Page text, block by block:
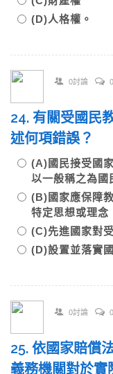
(D)人格權。
0討論
24. 有關受國民
述何項錯誤？
(A)國民接受國
以一般稱之為國
(B)國家應保障
特定思想或理念
(C)先進國家對
(D)設置並落實
0討論
25. 依國家賠償
義務機關對於實